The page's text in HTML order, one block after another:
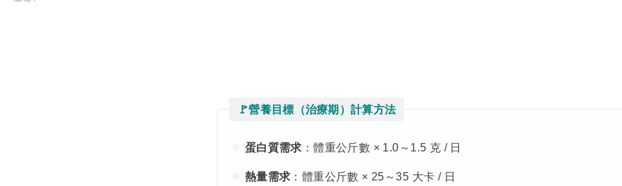
🚩營養目標（治療期）計算方法
蛋白質需求 ：體重公斤數 × 1.0～1.5 克 / 日
熱量需求 ：體重公斤數 × 25～35 大卡 / 日